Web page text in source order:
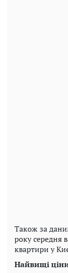
Також за
року середня
квартири у
Найвищі